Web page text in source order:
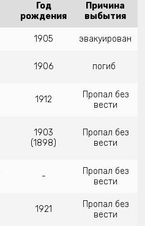
Год
рождения
Причина
выбытия
1905 эвакуирован
1906 погиб
1912
Пропал без
вести
1903
(1898)
Пропал без
вести
-
Пропал без
вести
1921
Пропал без
вести